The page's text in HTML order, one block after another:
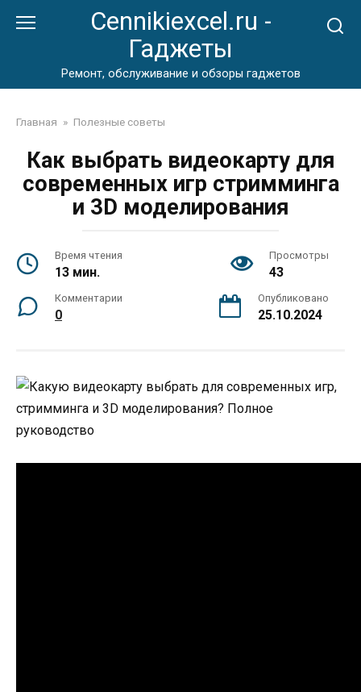
Cennikiexcel.ru -
Гаджеты
Ремонт, обслуживание и обзоры гаджетов
Главная » Полезные советы
Как выбрать видеокарту для
современных игр стримминга
и 3D моделирования
Время чтения
13 мин.
Просмотры
43
Комментарии
0
Опубликовано
25.10.2024